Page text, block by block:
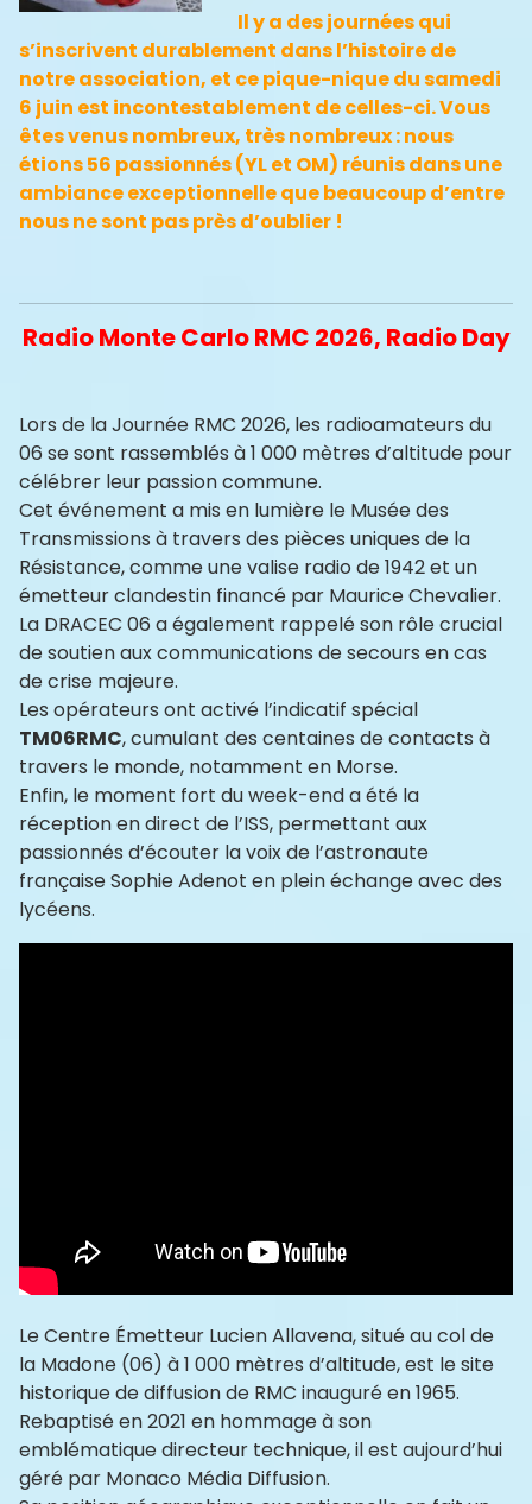
Il y a des journées qui
s’inscrivent durablement dans l’histoire de
notre association, et ce pique-nique du samedi
6 juin est incontestablement de celles-ci. Vous
êtes venus nombreux, très nombreux : nous
étions 56 passionnés (YL et OM) réunis dans une
ambiance exceptionnelle que beaucoup d’entre
nous ne sont pas près d’oublier !
Radio Monte Carlo RMC 2026, Radio Day
Lors de la Journée RMC 2026, les radioamateurs du
06 se sont rassemblés à 1 000 mètres d’altitude pour
célébrer leur passion commune.
Cet événement a mis en lumière le Musée des
Transmissions à travers des pièces uniques de la
Résistance, comme une valise radio de 1942 et un
émetteur clandestin financé par Maurice Chevalier.
La DRACEC 06 a également rappelé son rôle crucial
de soutien aux communications de secours en cas
de crise majeure.
Les opérateurs ont activé l’indicatif spécial
TM06RMC, cumulant des centaines de contacts à
travers le monde, notamment en Morse.
Enfin, le moment fort du week-end a été la
réception en direct de l’ISS, permettant aux
passionnés d’écouter la voix de l’astronaute
française Sophie Adenot en plein échange avec des
lycéens.
Le Centre Émetteur Lucien Allavena, situé au col de
la Madone (06) à 1 000 mètres d’altitude, est le site
historique de diffusion de RMC inauguré en 1965.
Rebaptisé en 2021 en hommage à son
emblématique directeur technique, il est aujourd’hui
géré par Monaco Média Diffusion.